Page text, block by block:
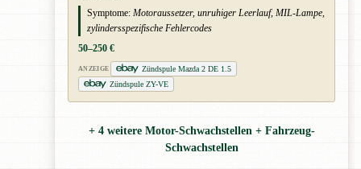
Symptome: Motoraussetzer, unruhiger Leerlauf, MIL-Lampe,
zylindersspezifische Fehlercodes
50–250 €
ANZEIGE
Zündspule Mazda 2 DE 1.5
Zündspule ZY-VE
+ 4 weitere Motor-Schwachstellen + Fahrzeug-
Schwachstellen